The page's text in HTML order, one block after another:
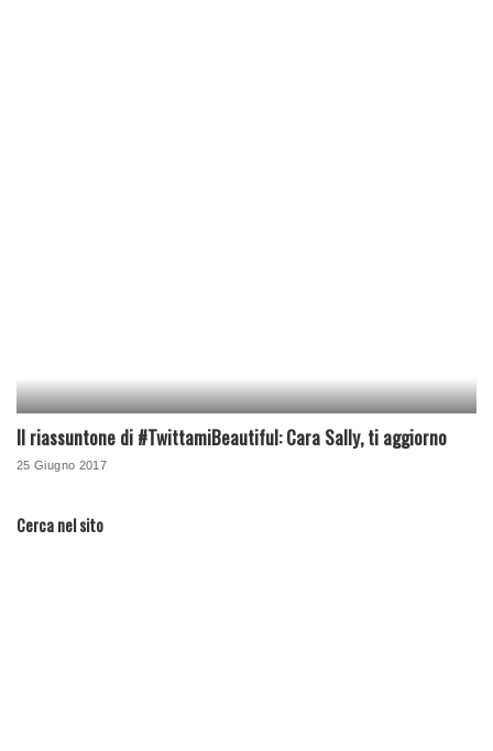
Il riassuntone di #TwittamiBeautiful: Cara Sally, ti aggiorno
25 Giugno 2017
Cerca nel sito